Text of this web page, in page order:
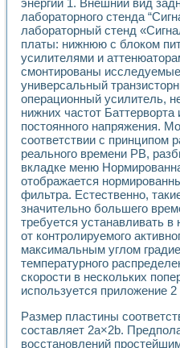
энергии 1. Внешний вид
лабораторного стенда
лабораторный стенд
платы: нижнюю с блоком
усилителями и
смонтированы
универсальный
операционный усилитель,
нижних частот
постоянного напряжения.
соответствии с принципом
реального времени РВ,
вкладке меню
отображается
фильтра. Естественно,
значительно большего
требуется устанавливать в
от контролируемого
максимальным углом
температурного
скорости в нескольких
используется приложение 2
Размер пластины
составляет 2а×2b.
восстановлений